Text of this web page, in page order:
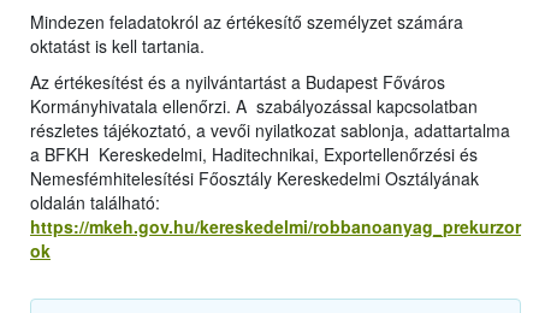
Mindezen feladatokról az értékesítő személyzet számára
oktatást is kell tartania.
Az értékesítést és a nyilvántartást a Budapest Főváros
Kormányhivatala ellenőrzi. A szabályozással kapcsolatban
részletes tájékoztató, a vevői nyilatkozat sablonja, adattartalma
a BFKH Kereskedelmi, Haditechnikai, Exportellenőrzési és
Nemesfémhitelesítési Főosztály Kereskedelmi Osztályának
oldalán található:
https://mkeh.gov.hu/kereskedelmi/robbanoanyag_prekurzor
ok